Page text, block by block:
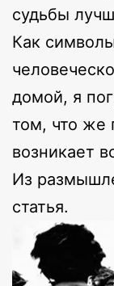
судьбы
Как
домой, я
том, что же
возникает
Из
статья.